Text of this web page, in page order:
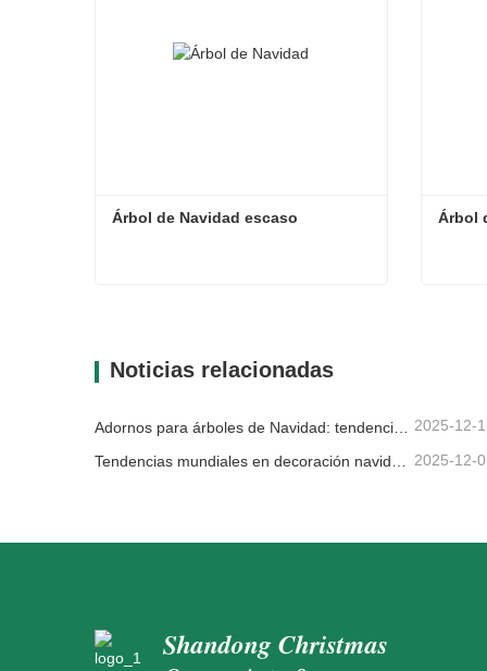
Árbol de Navidad escaso Árbol
Noticias relacionadas
2025-12-
2025-12-
Shandong Christmas